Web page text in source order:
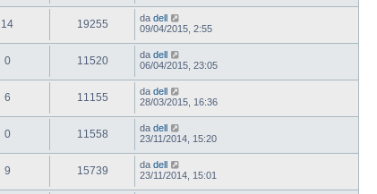
14 19255 da dell
09/04/2015, 2:55
0 11520 da dell
06/04/2015, 23:05
6 11155 da dell
28/03/2015, 16:36
0 11558 da dell
23/11/2014, 15:20
9 15739 da dell
23/11/2014, 15:01